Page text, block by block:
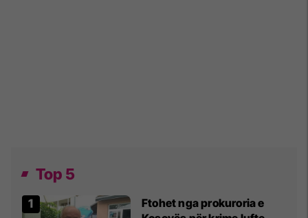
Top 5
Ftohet nga prokuroria e